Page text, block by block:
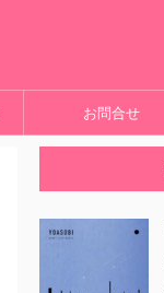
お問合せ